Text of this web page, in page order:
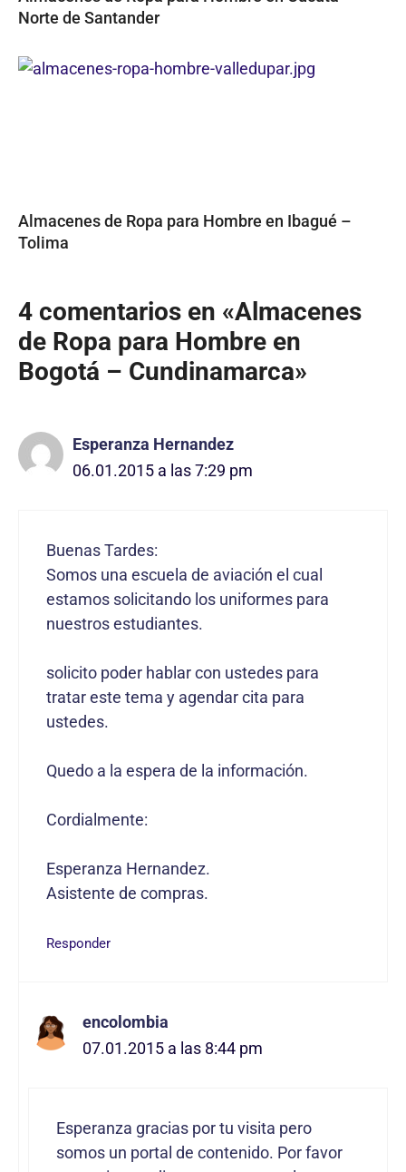
Norte de Santander
Almacenes de Ropa para Hombre en Ibagué –
Tolima
4 comentarios en «Almacenes
de Ropa para Hombre en
Bogotá – Cundinamarca»
Esperanza Hernandez
06.01.2015 a las 7:29 pm
Buenas Tardes:
Somos una escuela de aviación el cual
estamos solicitando los uniformes para
nuestros estudiantes.
solicito poder hablar con ustedes para
tratar este tema y agendar cita para
ustedes.
Quedo a la espera de la información.
Cordialmente:
Esperanza Hernandez.
Asistente de compras.
Responder
encolombia
07.01.2015 a las 8:44 pm
Esperanza gracias por tu visita pero
somos un portal de contenido. Por favor